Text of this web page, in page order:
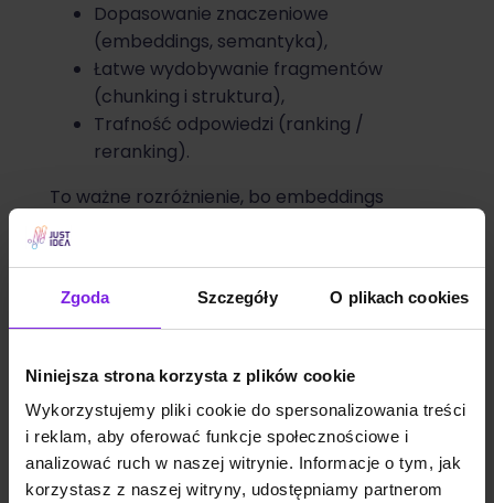
Zgoda Szczegóły O plikach cookies
Niniejsza strona korzysta z plików cookie
Wykorzystujemy pliki cookie do spersonalizowania treści
i reklam, aby oferować funkcje społecznościowe i
analizować ruch w naszej witrynie. Informacje o tym, jak
korzystasz z naszej witryny, udostępniamy partnerom
Dopasowanie znaczeniowe
(embeddings, semantyka),
Łatwe wydobywanie fragmentów
(chunking i struktura),
Trafność odpowiedzi (ranking /
reranking).
To ważne rozróżnienie, bo embeddings
potrafią świetnie mierzyć podobieństwo
znaczeniowe, ale same w sobie nie zawsze
faktycznie udziela odpowiedzi”. Google
wprost zwraca uwagę, że reranking może
dać bardziej precyzyjny wynik niż same
embeddingi, bo ocenia jakość odpowiedzi na
zapytanie. I tu pojawia się biznesowy wniosek:
nawet jeśli Twoja strona jest „o temacie”, to
AI może uznać, że nie jest najlepszym